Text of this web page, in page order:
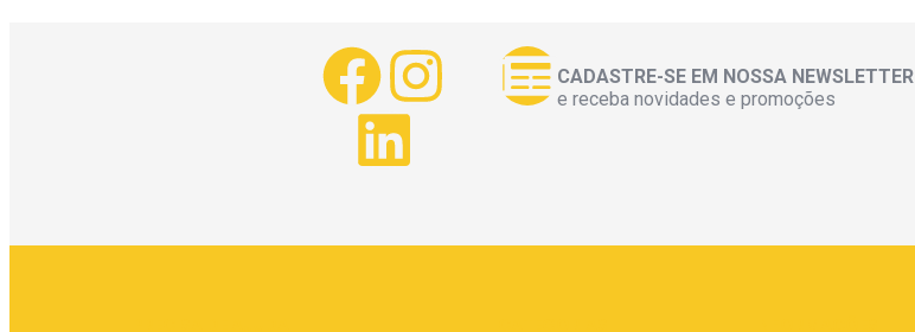
CADASTRE-SE EM NOSSA NEWSLETTER
e receba novidades e promoções